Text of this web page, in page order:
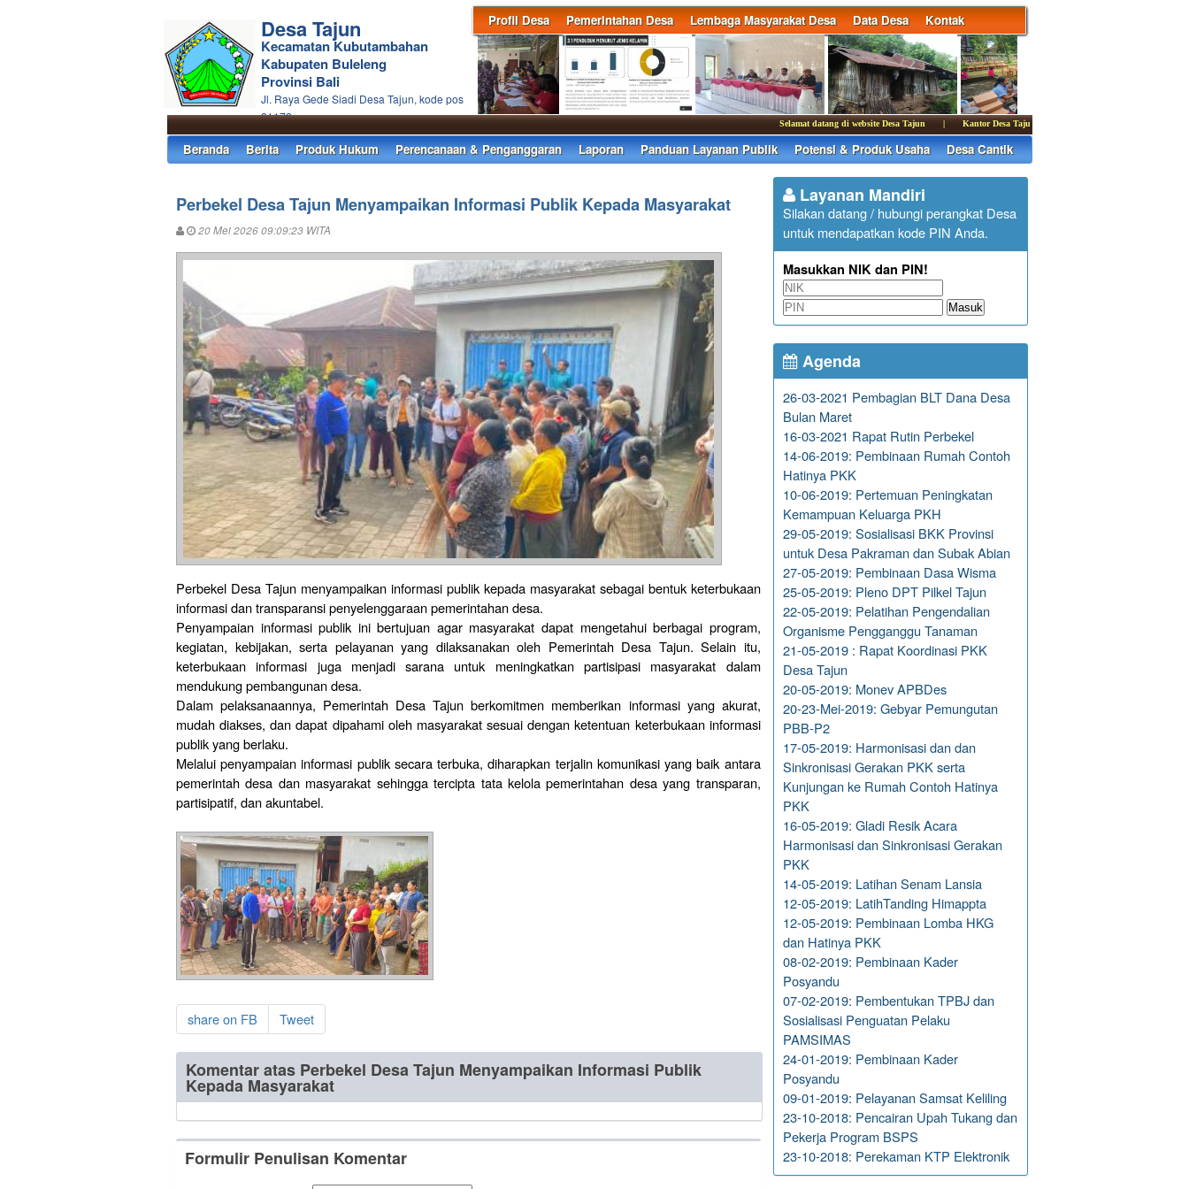
Profil Desa Pemerintahan Desa Lembaga Masyarakat Desa Data Desa Kontak
Desa Tajun
Kecamatan Kubutambahan
Kabupaten Buleleng
Provinsi Bali
Jl. Raya Gede Siadi Desa Tajun, kode pos
81172
Selamat datang di website Desa Tajun | Kantor Desa Tajun membuka pelayanan publik pada hari
Beranda Berita Produk Hukum Perencanaan & Penganggaran Laporan Panduan Layanan Publik Potensi & Produk Usaha Desa Cantik
Perbekel Desa Tajun Menyampaikan Informasi Publik Kepada Masyarakat
20 Mei 2026 09:09:23 WITA
Perbekel Desa Tajun menyampaikan informasi publik kepada masyarakat sebagai bentuk keterbukaan
informasi dan transparansi penyelenggaraan pemerintahan desa.
Penyampaian informasi publik ini bertujuan agar masyarakat dapat mengetahui berbagai program,
kegiatan, kebijakan, serta pelayanan yang dilaksanakan oleh Pemerintah Desa Tajun. Selain itu,
keterbukaan informasi juga menjadi sarana untuk meningkatkan partisipasi masyarakat dalam
mendukung pembangunan desa.
Dalam pelaksanaannya, Pemerintah Desa Tajun berkomitmen memberikan informasi yang akurat,
mudah diakses, dan dapat dipahami oleh masyarakat sesuai dengan ketentuan keterbukaan informasi
publik yang berlaku.
Melalui penyampaian informasi publik secara terbuka, diharapkan terjalin komunikasi yang baik antara
pemerintah desa dan masyarakat sehingga tercipta tata kelola pemerintahan desa yang transparan,
partisipatif, dan akuntabel.
share on FB Tweet
Komentar atas Perbekel Desa Tajun Menyampaikan Informasi Publik
Kepada Masyarakat
Formulir Penulisan Komentar
Layanan Mandiri
Silakan datang / hubungi perangkat Desa
untuk mendapatkan kode PIN Anda.
Masukkan NIK dan PIN!
Masuk
Agenda
26-03-2021 Pembagian BLT Dana Desa
Bulan Maret
16-03-2021 Rapat Rutin Perbekel
14-06-2019: Pembinaan Rumah Contoh
Hatinya PKK
10-06-2019: Pertemuan Peningkatan
Kemampuan Keluarga PKH
29-05-2019: Sosialisasi BKK Provinsi
untuk Desa Pakraman dan Subak Abian
27-05-2019: Pembinaan Dasa Wisma
25-05-2019: Pleno DPT Pilkel Tajun
22-05-2019: Pelatihan Pengendalian
Organisme Pengganggu Tanaman
21-05-2019 : Rapat Koordinasi PKK
Desa Tajun
20-05-2019: Monev APBDes
20-23-Mei-2019: Gebyar Pemungutan
PBB-P2
17-05-2019: Harmonisasi dan dan
Sinkronisasi Gerakan PKK serta
Kunjungan ke Rumah Contoh Hatinya
PKK
16-05-2019: Gladi Resik Acara
Harmonisasi dan Sinkronisasi Gerakan
PKK
14-05-2019: Latihan Senam Lansia
12-05-2019: LatihTanding Himappta
12-05-2019: Pembinaan Lomba HKG
dan Hatinya PKK
08-02-2019: Pembinaan Kader
Posyandu
07-02-2019: Pembentukan TPBJ dan
Sosialisasi Penguatan Pelaku
PAMSIMAS
24-01-2019: Pembinaan Kader
Posyandu
09-01-2019: Pelayanan Samsat Keliling
23-10-2018: Pencairan Upah Tukang dan
Pekerja Program BSPS
23-10-2018: Perekaman KTP Elektronik